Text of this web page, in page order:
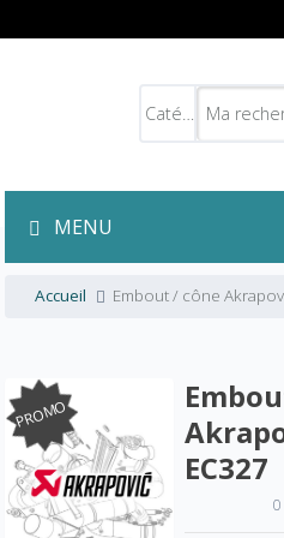
MENU
Accueil Embout / cône
PROMO
EC327
0